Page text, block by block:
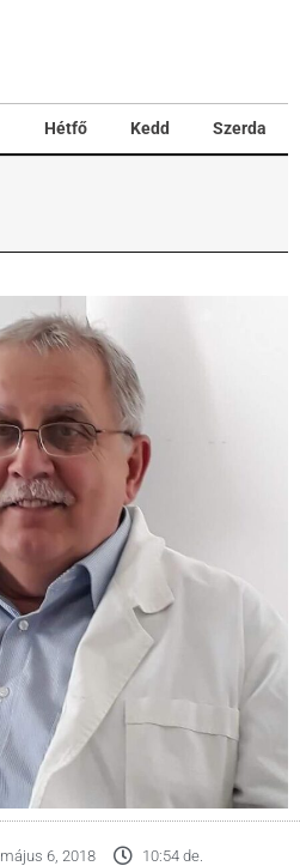
Hétfő Kedd
Szerda
május 6, 2018 10:54 de.